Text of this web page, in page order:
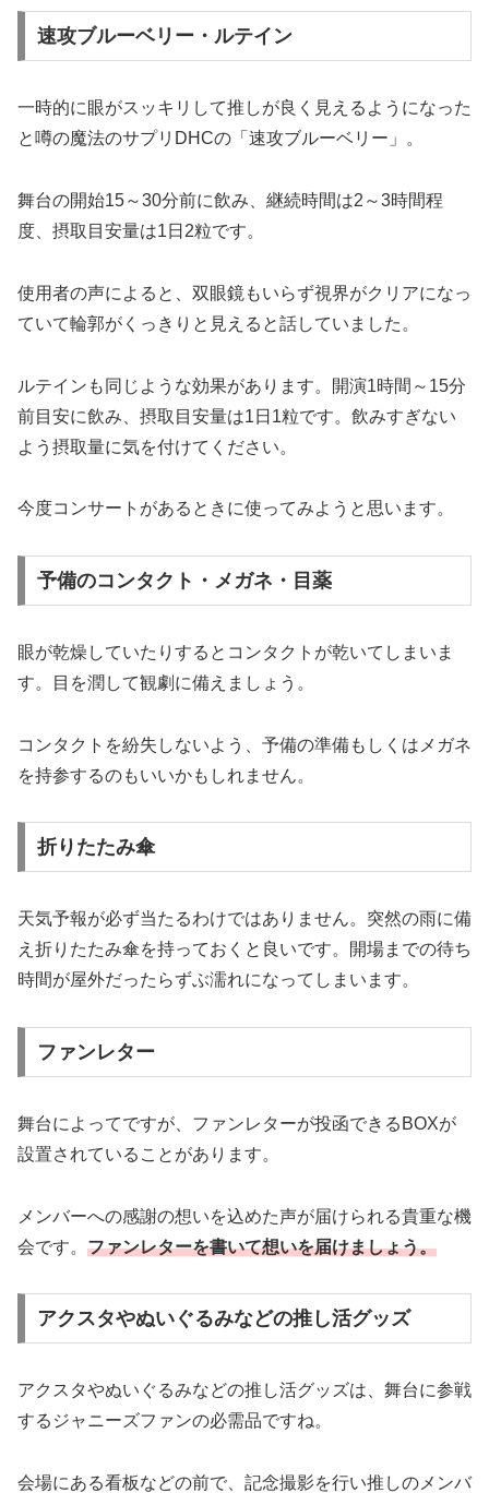
速攻ブルーベリー・ルテイン
一時的に眼がスッキリして推しが良く見えるようになった
と噂の魔法のサプリDHCの「速攻ブルーベリー」。
舞台の開始15～30分前に飲み、継続時間は2～3時間程
度、摂取目安量は1日2粒です。
使用者の声によると、双眼鏡もいらず視界がクリアになっ
ていて輪郭がくっきりと見えると話していました。
ルテインも同じような効果があります。開演1時間～15分
前目安に飲み、摂取目安量は1日1粒です。飲みすぎない
よう摂取量に気を付けてください。
今度コンサートがあるときに使ってみようと思います。
予備のコンタクト・メガネ・目薬
眼が乾燥していたりするとコンタクトが乾いてしまいま
す。目を潤して観劇に備えましょう。
コンタクトを紛失しないよう、予備の準備もしくはメガネ
を持参するのもいいかもしれません。
折りたたみ傘
天気予報が必ず当たるわけではありません。突然の雨に備
え折りたたみ傘を持っておくと良いです。開場までの待ち
時間が屋外だったらずぶ濡れになってしまいます。
ファンレター
舞台によってですが、ファンレターが投函できるBOXが
設置されていることがあります。
メンバーへの感謝の想いを込めた声が届けられる貴重な機
会です。 ファンレターを書いて想いを届けましょう。
アクスタやぬいぐるみなどの推し活グッズ
アクスタやぬいぐるみなどの推し活グッズは、舞台に参戦
するジャニーズファンの必需品ですね。
会場にある看板などの前で、記念撮影を行い推しのメンバ